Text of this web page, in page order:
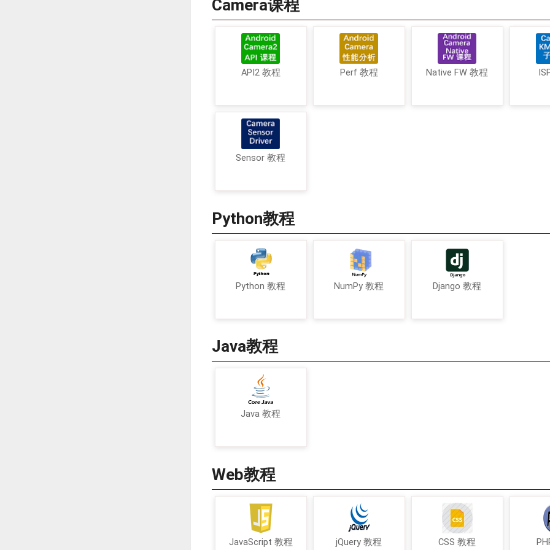
Camera课程
API2 教程 Perf 教程 Native FW 教程
Sensor 教程
Python教程
Python 教程 NumPy 教程 Django 教程
Java教程
Java 教程
Web教程
JavaScript 教程 jQuery 教程 CSS 教程